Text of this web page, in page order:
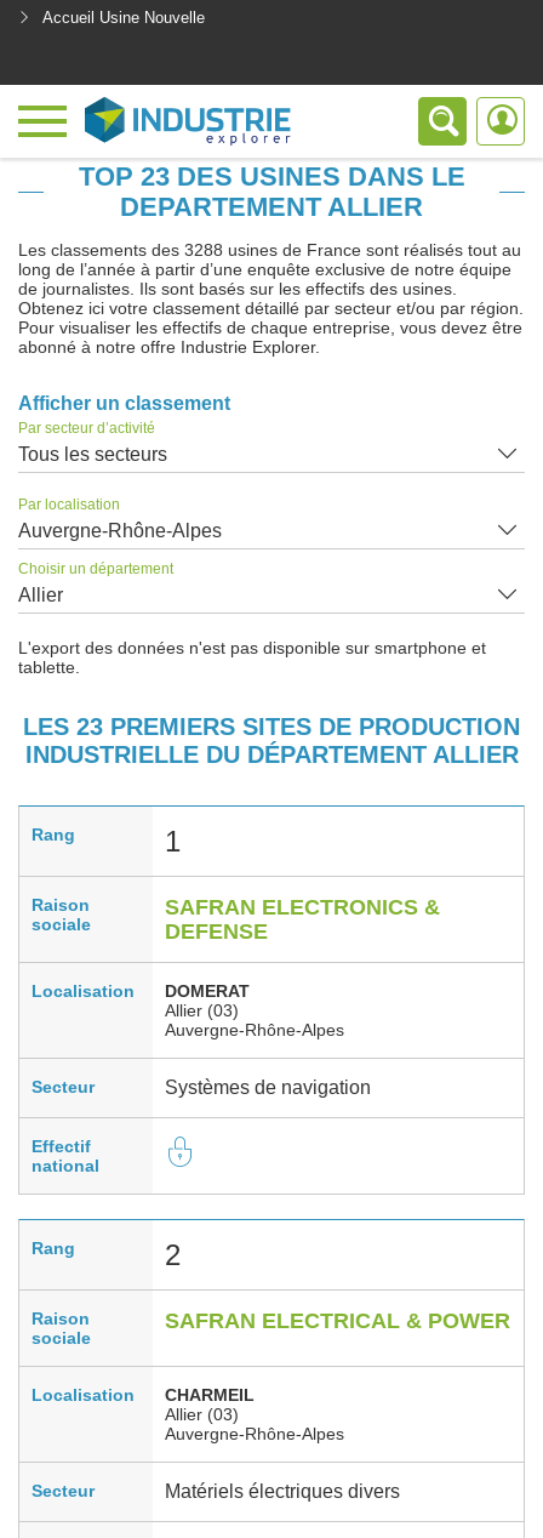
Accueil Usine Nouvelle
TOP 23 DES USINES DANS LE
DEPARTEMENT ALLIER
Les classements des 3288 usines de France sont réalisés tout au
long de l’année à partir d’une enquête exclusive de notre équipe
de journalistes. Ils sont basés sur les effectifs des usines.
Obtenez ici votre classement détaillé par secteur et/ou par région.
Pour visualiser les effectifs de chaque entreprise, vous devez être
abonné à notre offre Industrie Explorer.
Afficher un classement
Par secteur d’activité
Tous les secteurs
Par localisation
Auvergne-Rhône-Alpes
Choisir un département
Allier
L'export des données n'est pas disponible sur smartphone et
tablette.
LES 23 PREMIERS SITES DE PRODUCTION
INDUSTRIELLE DU DÉPARTEMENT ALLIER
Rang 1
Raison
sociale
SAFRAN ELECTRONICS &
DEFENSE
Localisation
DOMERAT
Allier (03)
Auvergne-Rhône-Alpes
Secteur Systèmes de navigation
Effectif
national
Rang 2
Raison
sociale
SAFRAN ELECTRICAL & POWER
Localisation
CHARMEIL
Allier (03)
Auvergne-Rhône-Alpes
Secteur Matériels électriques divers